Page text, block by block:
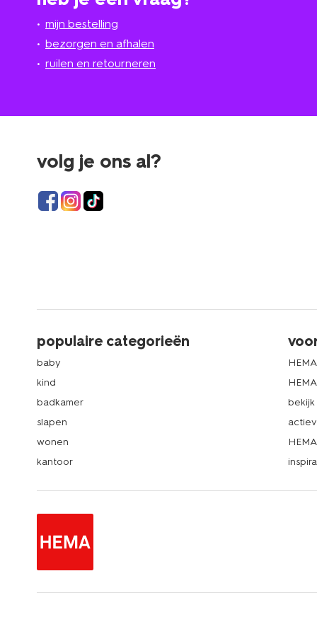
mijn bestelling
bezorgen en afhalen
ruilen en retourneren
volg je ons al?
populaire categorieën
baby
kind
badkamer
slapen
wonen
kantoor